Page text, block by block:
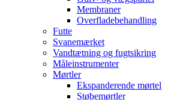
Membraner
Overfladebehandling
Futte
Svanemærket
Vandtætning og fugtsikring
Måleinstrumenter
Mørtler
Ekspanderende mørtel
Støbemørtler